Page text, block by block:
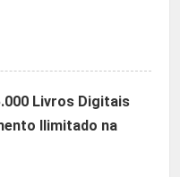
29,90.
Livros Digitais
Ilimitado na